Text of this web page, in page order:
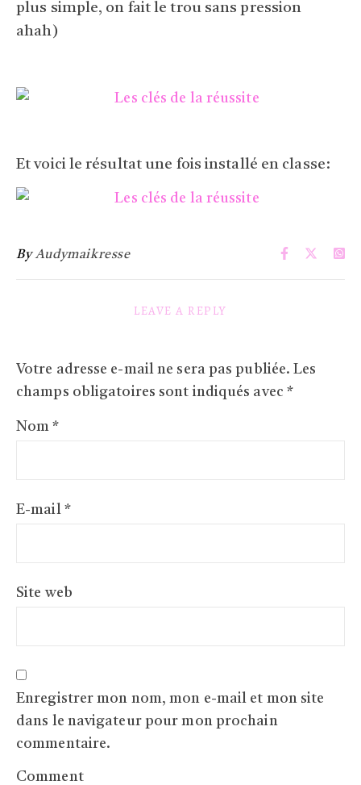
plus simple, on fait le trou sans pression
ahah)
Et voici le résultat une fois installé en classe:
ByAudymaikresse
LEAVE A REPLY
Votre adresse e-mail ne sera pas publiée. Les
champs obligatoires sont indiqués avec *
Nom*
E-mail *
Site web
Enregistrer mon nom, mon e-mail et mon site
dans le navigateur pour mon prochain
commentaire.
Comment